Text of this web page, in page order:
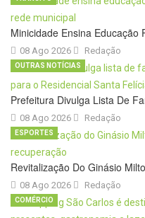
Minicidade Ensina
08 Ago 2026 Redação
Prefeitura Divulga Lista De
08 Ago 2026
OUTRAS NOTÍCIAS
Redação
Revitalização Do Ginásio
08 Ago 2026
ESPORTES
Redação
COMÉRCIO